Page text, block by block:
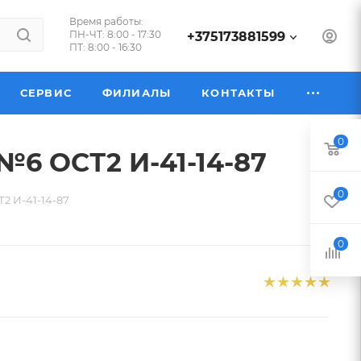
Время работы:
ПН-ЧТ: 8:00 - 17:30
ПТ: 8:00 - 16:30
+375173881599
СЕРВИС ФИЛИАЛЫ КОНТАКТЫ
ОСТ2 И-41-14-87
И-41-14-87
0
0
0